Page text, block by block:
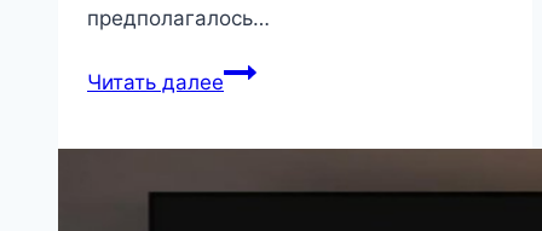
предполагалось…
Читать далееСистемы